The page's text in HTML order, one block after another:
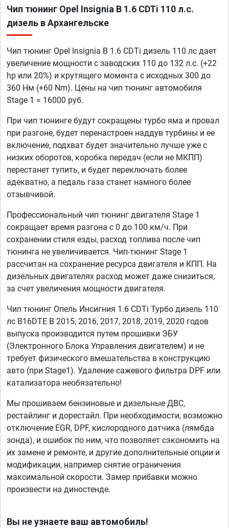
Чип тюнинг Opel Insignia B 1.6 CDTi 110 л.с.
дизель в Архангельске
Чип тюнинг Opel Insignia B 1.6 CDTi дизель 110 лс дает
увеличение мощности с заводских 110 до 132 л.с. (+22
hp или 20%) и крутящего момента с исходных 300 до
360 Нм (+60 Nm). Цены на чип тюнинг автомобиля
Stage 1 = 16000 руб.
При чип тюнинге будут сокращены турбо яма и провал
при разгоне, будет перенастроен наддув турбины и ее
включение, подхват будет значительно лучше уже с
низких оборотов, коробка передач (если не МКПП)
перестанет тупить, и будет переключать более
адекватно, а педаль газа станет намного более
отзывчивой.
Профессиональный чип тюнинг двигателя Stage 1
сокращает время разгона с 0 до 100 км/ч. При
сохранении стиля езды, расход топлива после чип
тюнинга не увеличивается. Чип-тюнинг Stage 1
рассчитан на сохранение ресурса двигателя и КПП. На
дизельных двигателях расход может даже снизиться,
за счет увеличения мощности двигателя.
Чип тюнинг Опель Инсигния 1.6 CDTi Турбо дизель 110
лс B16DTE B 2015, 2016, 2017, 2018, 2019, 2020 годов
выпуска производится путем прошивки ЭБУ
(Электронного Блока Управления двигателем) и не
требует физического вмешательства в конструкцию
авто (при Stage1). Удаление сажевого фильтра DPF или
катализатора необязательно!
Мы прошиваем бензиновые и дизельные ДВС,
рестайлинг и дорестайл. При необходимости, возможно
отключение EGR, DPF, кислородного датчика (лямбда
зонда), и ошибок по ним, что позволяет сэкономить на
их замене и ремонте, и другие дополнительные опции и
модификации, например снятие ограничения
максимальной скорости. Замер прибавки можно
произвести на диностенде.
Вы не узнаете ваш автомобиль!